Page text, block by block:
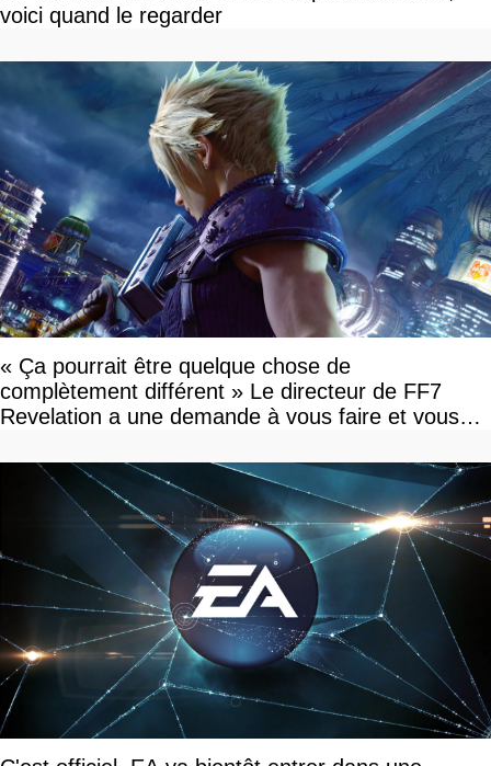
voici quand le regarder
« Ça pourrait être quelque chose de
complètement différent » Le directeur de FF7
Revelation a une demande à vous faire et vous